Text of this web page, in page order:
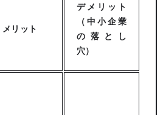
メリット
デメリット
（中小企業
の落とし
穴）